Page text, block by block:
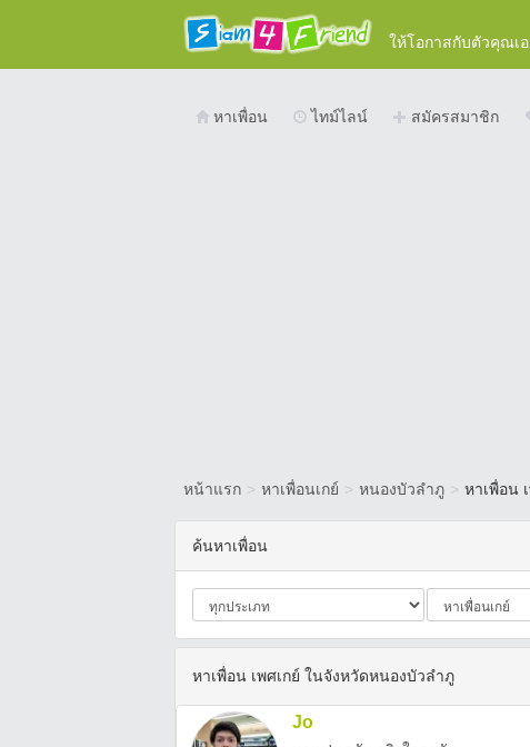
ให้โอกาสกับตัวคุณเ
หาเพื่อน ไทม์ไลน์ สมัครสมาชิก
หน้าแรก > หาเพื่อนเกย์ > หนองบัวลำภู > หาเพื่อน
ค้นหาเพื่อน
หาเพื่อน เพศเกย์ ในจังหวัดหนองบัวลำภู
Jo